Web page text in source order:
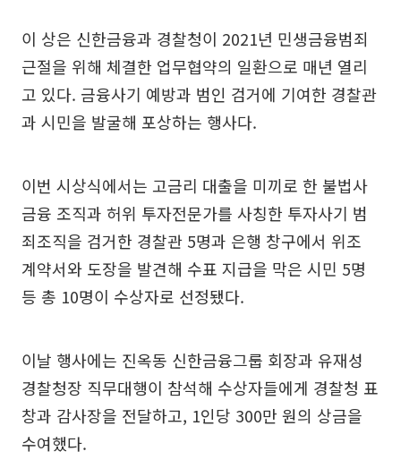
이 상은 신한금융과 경찰청이 2021년 민생금융범죄
근절을 위해 체결한 업무협약의 일환으로 매년 열리
고 있다. 금융사기 예방과 범인 검거에 기여한 경찰관
과 시민을 발굴해 포상하는 행사다.
이번 시상식에서는 고금리 대출을 미끼로 한 불법사
금융 조직과 허위 투자전문가를 사칭한 투자사기 범
죄조직을 검거한 경찰관 5명과 은행 창구에서 위조
계약서와 도장을 발견해 수표 지급을 막은 시민 5명
등 총 10명이 수상자로 선정됐다.
이날 행사에는 진옥동 신한금융그룹 회장과 유재성
경찰청장 직무대행이 참석해 수상자들에게 경찰청 표
창과 감사장을 전달하고, 1인당 300만 원의 상금을
수여했다.